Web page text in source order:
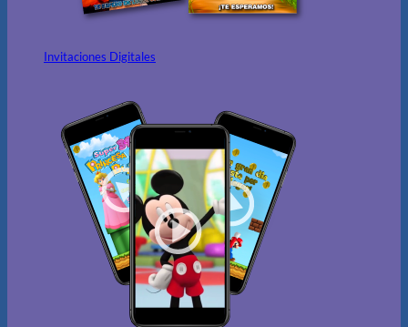
Invitaciones Digitales